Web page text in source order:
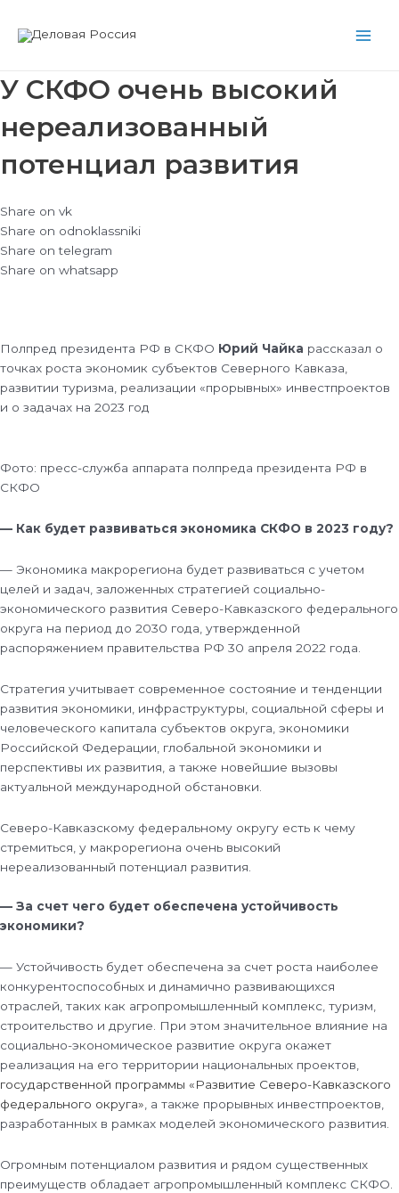
У СКФО очень высокий
нереализованный
потенциал развития
Share on vk
Share on odnoklassniki
Share on telegram
Share on whatsapp
Полпред президента РФ в СКФО Юрий Чайка рассказал о
точках роста экономик субъектов Северного Кавказа,
развитии туризма, реализации «прорывных» инвестпроектов
и о задачах на 2023 год
Фото: пресс-служба аппарата полпреда президента РФ в
СКФО
— Как будет развиваться экономика СКФО в 2023 году?
— Экономика макрорегиона будет развиваться с учетом
целей и задач, заложенных стратегией социально-
экономического развития Северо-Кавказского федерального
округа на период до 2030 года, утвержденной
распоряжением правительства РФ 30 апреля 2022 года.
Стратегия учитывает современное состояние и тенденции
развития экономики, инфраструктуры, социальной сферы и
человеческого капитала субъектов округа, экономики
Российской Федерации, глобальной экономики и
перспективы их развития, а также новейшие вызовы
актуальной международной обстановки.
Северо-Кавказскому федеральному округу есть к чему
стремиться, у макрорегиона очень высокий
нереализованный потенциал развития.
— За счет чего будет обеспечена устойчивость
экономики?
— Устойчивость будет обеспечена за счет роста наиболее
конкурентоспособных и динамично развивающихся
отраслей, таких как агропромышленный комплекс, туризм,
строительство и другие. При этом значительное влияние на
социально-экономическое развитие округа окажет
реализация на его территории национальных проектов,
государственной программы «Развитие Северо-Кавказского
федерального округа» , а также прорывных инвестпроектов,
разработанных в рамках моделей экономического развития.
Огромным потенциалом развития и рядом существенных
преимуществ обладает агропромышленный комплекс СКФО.